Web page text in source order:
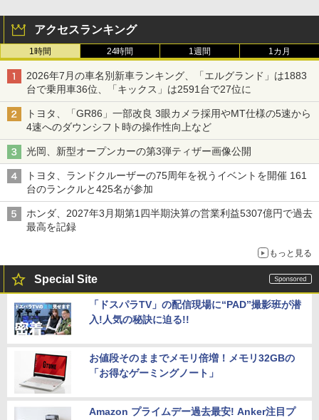
アクセスランキング
1時間 24時間 1週間 1カ月
2026年7月の車名別新車ランキング、「エルグランド」は1883
台で乗用車36位、「キックス」は2591台で27位に
トヨタ、「GR86」一部改良 3眼カメラ採用やMT仕様の5速から
4速へのダウンシフト時の操作性向上など
光岡、新型オープンカーの第3弾ティザー画像公開
トヨタ、ランドクルーザーの75周年を祝うイベントを開催 161
台のランクルと425名が参加
ホンダ、2027年3月期第1四半期決算の営業利益5307億円で過去
最高を記録
もっと見る
Special Site
「ドスパラTV」の配信現場に“PAD”撮影班が潜
入!人気の秘訣に迫る!!
お値段そのままでメモリ倍増！メモリ32GBの
「お得なゲーミングノート」
Amazon プライムデー過去最安! Anker注目プ